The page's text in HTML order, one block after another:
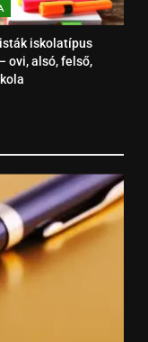
és hogyan
középiskola
útmutató –
méret
iskolatípus
ovi, alsó, felső,